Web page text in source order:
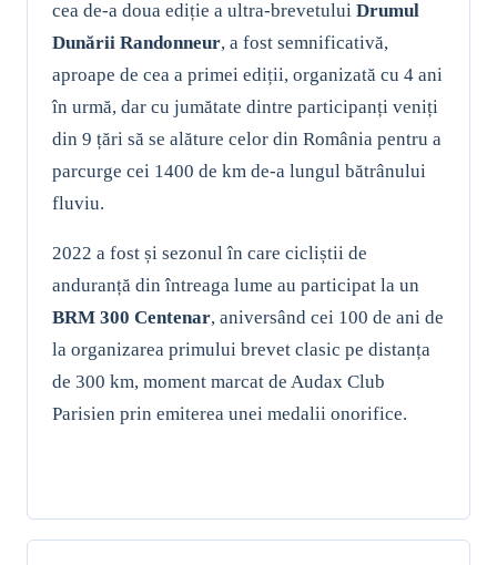
cea de-a doua ediție a ultra-brevetului Drumul
Dunării Randonneur, a fost semnificativă,
aproape de cea a primei ediții, organizată cu 4 ani
în urmă, dar cu jumătate dintre participanți veniți
din 9 țări să se alăture celor din România pentru a
parcurge cei 1400 de km de-a lungul bătrânului
fluviu.
2022 a fost și sezonul în care cicliștii de
anduranță din întreaga lume au participat la un
BRM 300 Centenar, aniversând cei 100 de ani de
la organizarea primului brevet clasic pe distanța
de 300 km, moment marcat de Audax Club
Parisien prin emiterea unei medalii onorifice.